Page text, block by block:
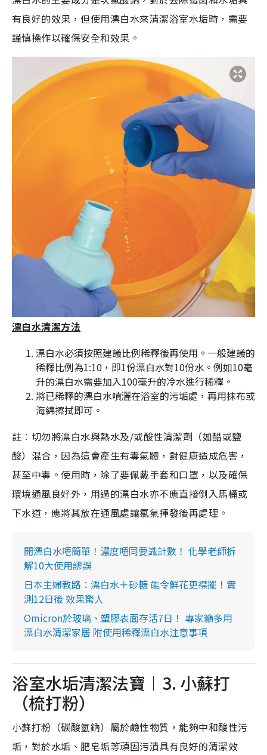
有良好的效果，但使用漂白水來清潔浴室水垢時，需要
謹慎操作以確保安全和效果。
漂白水清潔方法
漂白水必須按照建議比例稀釋後再使用。一般建議的
稀釋比例為1:10，即1份漂白水對10份水。例如10毫
升的漂白水需要加入100毫升的冷水進行稀釋。
將已稀釋的漂白水噴灑在浴室的污垢處，再用抹布或
海綿擦拭即可。
註︰切勿將漂白水與熱水及/或酸性清潔劑（如醋或鹽
酸）混合，因為這會產生有毒氣體，對健康造成危害，
甚至中毒。使用時，除了要佩戴手套和口罩，以及確保
環境通風良好外，用過的漂白水亦不應直接倒入馬桶或
下水道，應將其放在通風處讓氯氣揮發後再處理。
開漂白水唔簡單！濃度唔同要識計數！ 化學老師拆
解10大使用謬誤
日本主婦教路：漂白水＋砂糖 能令鮮花更襟擺！實
測12日後 效果驚人
Omicron於玻璃、塑膠表面存活7日！ 專家籲多用
漂白水清潔家居 附使用稀釋漂白水注意事項
浴室水垢清潔法寶︱3. 小蘇打
（梳打粉）
小蘇打粉（碳酸氫鈉）屬於鹼性物質，能夠中和酸性污
垢，對於水垢、肥皂垢等頑固污漬具有良好的清潔效